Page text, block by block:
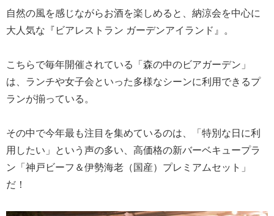
自然の風を感じながらお酒を楽しめると、納涼会を中心に
大人気な『ビアレストラン ガーデンアイランド』。
こちらで毎年開催されている「森の中のビアガーデン」
は、ランチや女子会といった多様なシーンに利用できるプ
ランが揃っている。
その中で今年最も注目を集めているのは、「特別な日に利
用したい」という声の多い、高価格の新バーベキュープラ
ン「神戸ビーフ＆伊勢海老（国産）プレミアムセット」
だ！